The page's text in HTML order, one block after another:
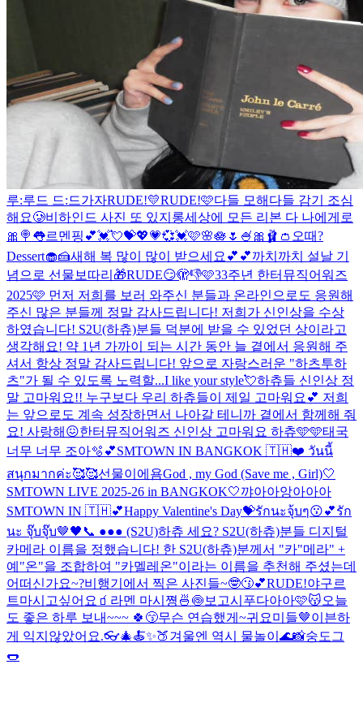
루:루드 드:드가자RUDE!💛RUDE!🩷다들 모해 다들 감기 조심
해요🥲비하인드 사진 또 있지롱세상에 모든 리본 다 나에게로
🎀 🍭👅르멘핑💕💓💘💝💖💗💞💓🩷🌸🪷🌷🍧🎀🩰👛 오때?
Dessert🧁🍰새해 복 많이 많이 받으세요💕💕까치까치 설날 기
념으로 선물보따리🎁RUDE😏🫣👎🩷33주년 한터뮤직어워즈
2025🩷 먼저 저희를 보러 와주신 분들과 온라인으로도 응원해
주신 많은 분들께 정말 감사드립니다! 저희가 신인상을 수상
하였습니다! S2U(하츄)분들 덕분에 받을 수 있었던 상이라고
생각해요! 약 1년 가까이 되는 시간 동안 늘 곁에서 응원해 주
셔서 항상 정말 감사드립니다! 앞으로 자랑스러운 "하츠투하
츠"가 될 수 있도록 노력할...I like your style💘하츄들 신인상 정
말 고마워요!! 누구보다 우리 하츄들이 제일 고마워요💕 저희
는 앞으로도 계속 성장하면서 나아갈 테니까 곁에서 함께해 줘
요! 사랑해😖한터뮤직어워즈 신인상 고마워요 하츄🩵🩵태국
너무 너무 조아🫧💕SMTOWN IN BANGKOK 🇹🇭❤️ วันนี้
สนุกมากค่ะ🥰🥰선물이에욤God , my God (Save me , Girl)🤍
SMTOWN LIVE 2025-26 in BANGKOK🤍꺄아아앙아아아
SMTOWN IN 🇹🇭💕Happy Valentine's Day💝รักนะจุ้บๆ😗💕รัก
นะ จุ๊บจุ๊บ🤎🖤 📞 ●●● (S2U)하츄 세요? S2U(하츄)분들 디지털
카메라 이름을 정했습니다! 한 S2U(하츄)분께서 "카"메라" +
예"온"을 조합하여 "카멜레온"이라는 이름을 추천해 주셨는데
어떠신가요~?비행기에서 찍은 사진들~🤓😗💕RUDE!야구르
트마시고싶어요🧃 라멘 마시쪙🍜🍥 보고시푸다아아🩷😽오늘
도 좋은 하루 보내~~~ 🍀😙무슨 연습했게~귀요미들🤎이븐하
게 익지않았어요.👓🎄🍝✨️🍑겨울엔 역시 물놀이🌊📸숭도그
🌭